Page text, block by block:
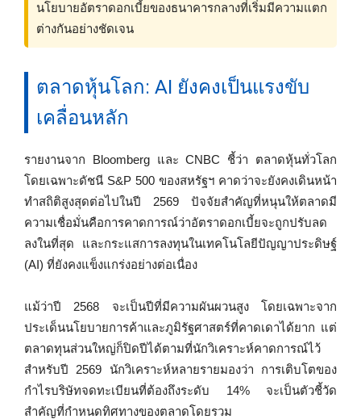
นโยบายอัตราดอกเบี้ยของธนาคารกลางที่เริ่มมีความแตก
ต่างกันอย่างชัดเจน
ตลาดหุ้นโลก: AI ยังคงเป็นแรงขับ
เคลื่อนหลัก
รายงานจาก Bloomberg และ CNBC ชี้ว่า ตลาดหุ้นทั่วโลก
โดยเฉพาะดัชนี S&P 500 ของสหรัฐฯ คาดว่าจะยังคงเดินหน้า
ทำสถิติสูงสุดต่อไปในปี 2569 ปัจจัยสำคัญที่หนุนให้ตลาดมี
ความเชื่อมั่นคือการคาดการณ์ว่าอัตราดอกเบี้ยจะถูกปรับลด
ลงในที่สุด และกระแสการลงทุนในเทคโนโลยีปัญญาประดิษฐ์
(AI) ที่ยังคงแข็งแกร่งอย่างต่อเนื่อง
แม้ว่าปี 2568 จะเป็นปีที่มีความผันผวนสูง โดยเฉพาะจาก
ประเด็นนโยบายการค้าและภูมิรัฐศาสตร์ที่คาดเดาได้ยาก แต่
ตลาดทุนส่วนใหญ่ก็ปิดปีได้ตามที่นักวิเคราะห์คาดการณ์ไว้
สำหรับปี 2569 นักวิเคราะห์หลายรายมองว่า การเติบโตของ
กำไรบริษัทจดทะเบียนที่ต้องถึงระดับ 14% จะเป็นตัวชี้วัด
สำคัญที่กำหนดทิศทางของตลาดโดยรวม